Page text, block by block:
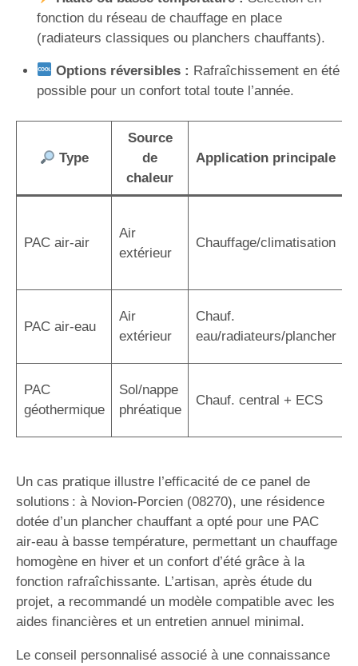
fonction du réseau de chauffage en place
(radiateurs classiques ou planchers chauffants).
Options réversibles : Rafraîchissement en été
possible pour un confort total toute l’année.
Type
Source
de
chaleur
Application principale
PAC air-air
Air
extérieur
Chauffage/climatisation
PAC air-eau
Air
extérieur
Chauf.
eau/radiateurs/plancher
PAC
géothermique
Sol/nappe
phréatique
Chauf. central + ECS
Un cas pratique illustre l’efficacité de ce panel de
solutions : à Novion-Porcien (08270), une résidence
dotée d’un plancher chauffant a opté pour une PAC
air-eau à basse température, permettant un chauffage
homogène en hiver et un confort d’été grâce à la
fonction rafraîchissante. L’artisan, après étude du
projet, a recommandé un modèle compatible avec les
aides financières et un entretien annuel minimal.
Le conseil personnalisé associé à une connaissance